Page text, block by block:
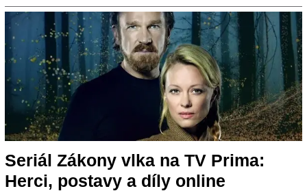
Seriál Zákony vlka na TV Prima:
Herci, postavy a díly online